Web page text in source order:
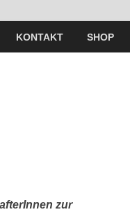
KONTAKT SHOP
zur